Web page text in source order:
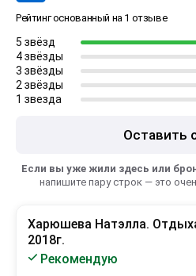
Рейтинг основанный на 1 отзыве
5 звёзд
4 звёзды
3 звёзды
2 звёзды
1 звезда
Оставить
Если вы уже жили здесь или
напишите пару строк — это
Харюшева Натэлла.
2018г.
Рекомендую